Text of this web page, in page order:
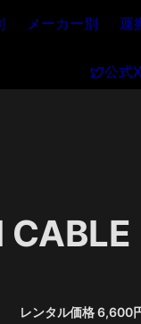
メーカー別 運
公式X
レンタル価格 6,600